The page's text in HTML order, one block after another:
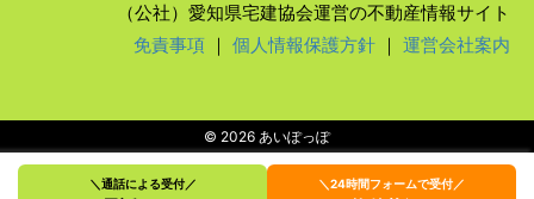
＼通話による受付／ ＼24時間フォームで受付／
（公社）愛知県宅建協会運営の不動産情報サイト
免責事項 ｜ 個人情報保護方針 ｜ 運営会社案内
© 2026 あいぽっぽ